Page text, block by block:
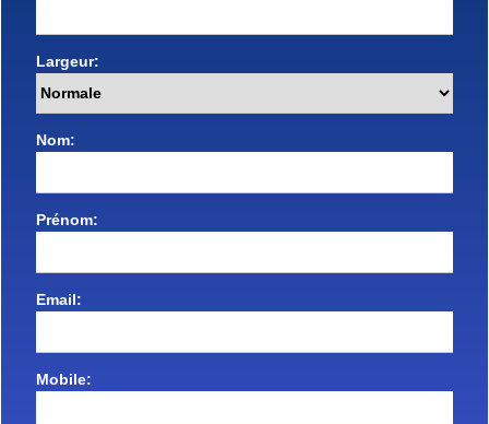
Largeur:
Nom:
Prénom:
Email:
Mobile: